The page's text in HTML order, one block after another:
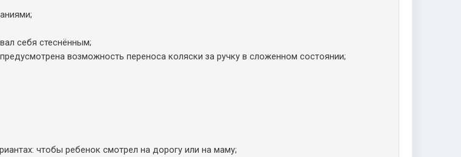
себя стеснённым;
возможность переноса коляски за ручку в сложенном состоянии;
чтобы ребенок смотрел на дорогу или на маму;